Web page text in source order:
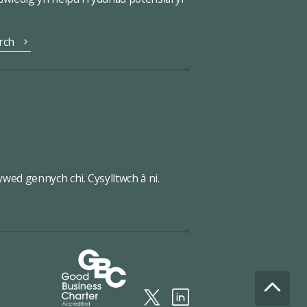
gennych chi. Cysylltwch â ni.